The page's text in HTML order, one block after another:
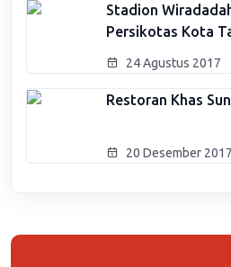
Stadion
Persikotas Kota
24 Agustus 2017
Restoran Khas
20 Desember 2017